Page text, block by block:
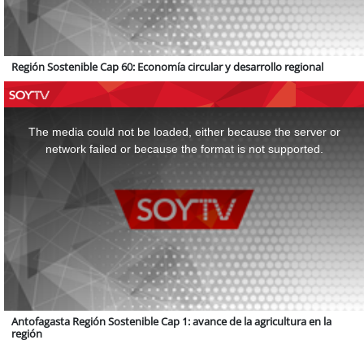
Región Sostenible Cap 60: Economía circular y desarrollo regional
The media could not be loaded, either because the server or
network failed or because the format is not supported.
Antofagasta Región Sostenible Cap 1: avance de la agricultura en la
región